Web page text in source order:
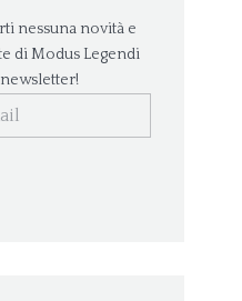
nessuna novità e
di Modus Legendi